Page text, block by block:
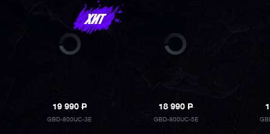
19 990P
GBD-800UC-3E
18 990P
GBD-800UC-5E